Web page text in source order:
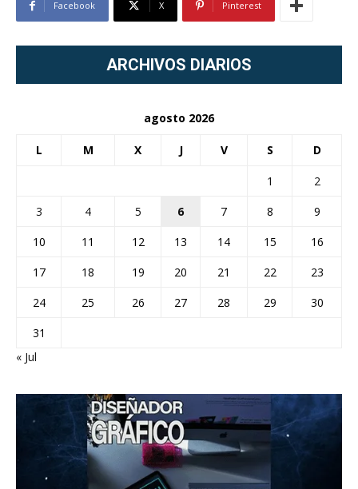
Facebook X Pinterest
ARCHIVOS DIARIOS
agosto 2026
L M X J V S D
1
2
3
4 5 6 7 8
9
10
11 12 13 14 15
16
17
18 19 20 21 22
23
24
25 26 27 28 29
30
31
« Jul